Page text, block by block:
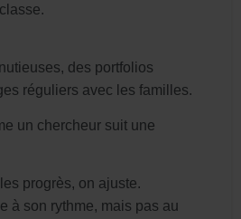
des portfolios
réguliers avec les familles.
un chercheur suit une
progrès, on ajuste.
à son rythme, mais pas au